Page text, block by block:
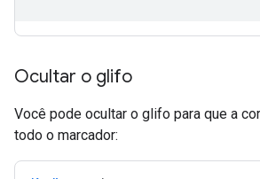
Ocultar o glifo
Você pode ocultar o glifo para que a
todo o marcador: